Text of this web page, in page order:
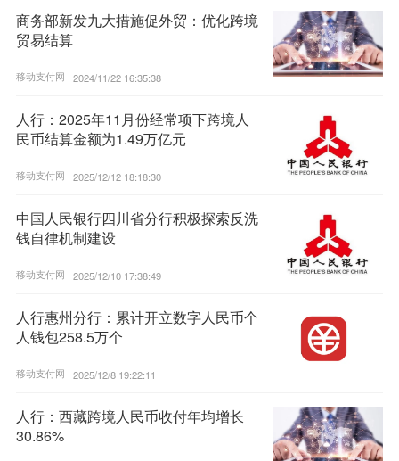
商务部新发九大措施促外贸：优化跨境
贸易结算
移动支付网 | 2024/11/22 16:35:38
人行：2025年11月份经常项下跨境人
民币结算金额为1.49万亿元
移动支付网 | 2025/12/12 18:18:30
中国人民银行四川省分行积极探索反洗
钱自律机制建设
移动支付网 | 2025/12/10 17:38:49
人行惠州分行：累计开立数字人民币个
人钱包258.5万个
移动支付网 | 2025/12/8 19:22:11
人行：西藏跨境人民币收付年均增长
30.86%